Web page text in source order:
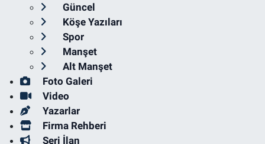
Güncel
Köşe Yazıları
Spor
Manşet
Alt Manşet
Foto Galeri
Video
Yazarlar
Firma Rehberi
Seri İlan